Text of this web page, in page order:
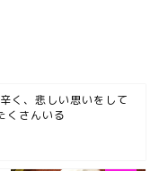
く、悲しい思いをして
くさんいる